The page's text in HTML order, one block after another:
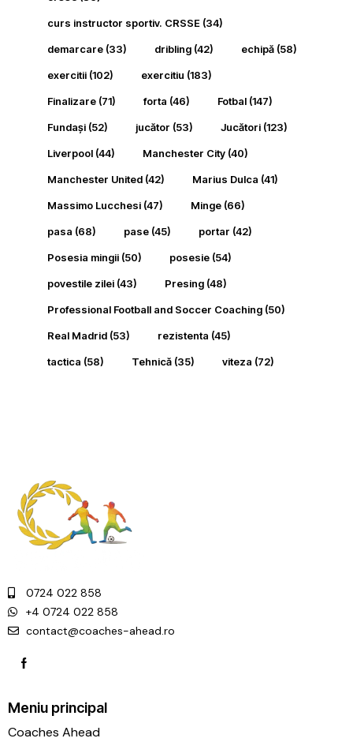
curs instructor sportiv. CRSSE (34)
demarcare (33) dribling (42) echipă (58)
exercitii (102) exercitiu (183)
Finalizare (71) forta (46) Fotbal (147)
Fundași (52) jucător (53) Jucători (123)
Liverpool (44) Manchester City (40)
Manchester United (42) Marius Dulca (41)
Massimo Lucchesi (47) Minge (66)
pasa (68) pase (45) portar (42)
Posesia mingii (50) posesie (54)
povestile zilei (43) Presing (48)
Professional Football and Soccer Coaching (50)
Real Madrid (53) rezistenta (45)
tactica (58) Tehnică (35) viteza (72)
0724 022 858
+4 0724 022 858
contact@coaches-ahead.ro
Meniu principal
Coaches Ahead